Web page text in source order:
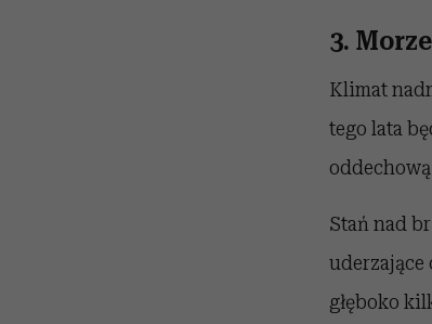
3.
Klimat
tego lata
Stań nad
uderzające
głęboko